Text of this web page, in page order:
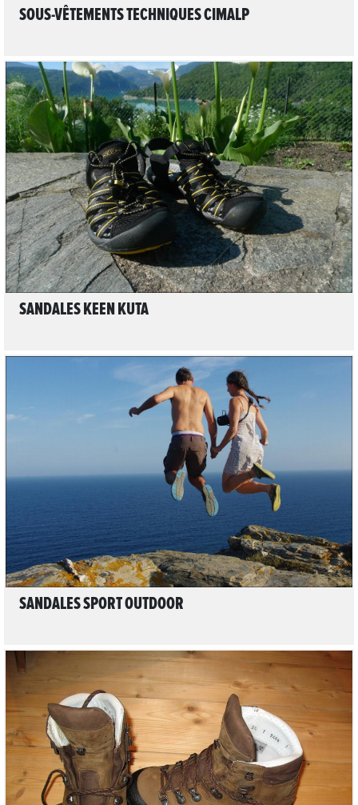
SOUS-VÊTEMENTS TECHNIQUES CIMALP
LIRE L'ARTICLE
SANDALES KEEN KUTA
LIRE L'ARTICLE
SANDALES SPORT OUTDOOR
LIRE L'ARTICLE